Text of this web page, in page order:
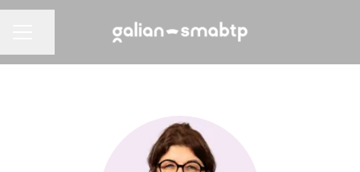
Partager la page